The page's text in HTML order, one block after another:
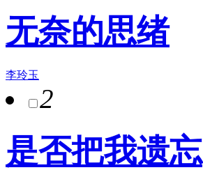
无奈的思绪
李玲玉
2
是否把我遗忘